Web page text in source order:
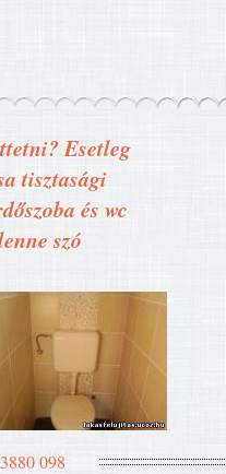
Esetleg
tisztasági
és wc
szó
098